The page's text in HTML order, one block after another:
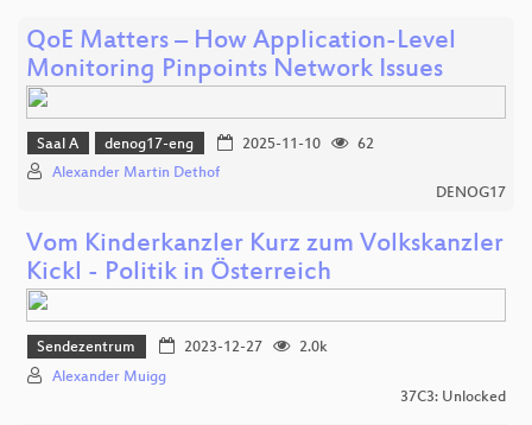
QoE Matters – How Application-Level
Monitoring Pinpoints Network Issues
Saal A denog17-eng 2025-11-10
62
Alexander Martin Dethof
DENOG17
Vom Kinderkanzler Kurz zum Volkskanzler
Kickl - Politik in Österreich
Sendezentrum 2023-12-27
2.0k
Alexander Muigg
37C3: Unlocked